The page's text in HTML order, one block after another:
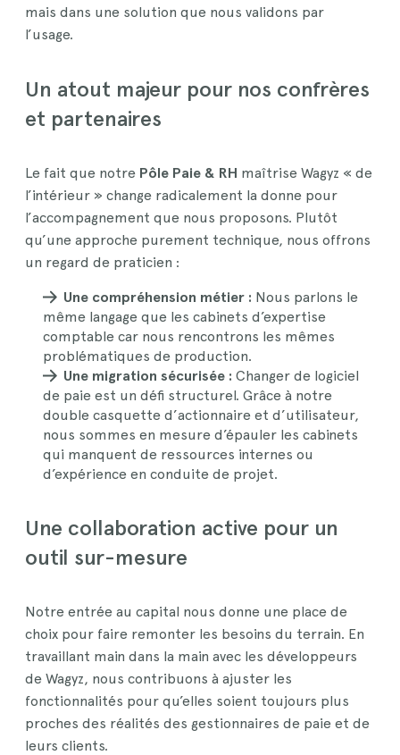
mais dans une solution que nous validons par
l’usage.
Un atout majeur pour nos confrères
et partenaires
Le fait que notre Pôle Paie & RH maîtrise Wagyz « de
l’intérieur » change radicalement la donne pour
l’accompagnement que nous proposons. Plutôt
qu’une approche purement technique, nous offrons
un regard de praticien :
Une compréhension métier : Nous parlons le
même langage que les cabinets d’expertise
comptable car nous rencontrons les mêmes
problématiques de production.
Une migration sécurisée : Changer de logiciel
de paie est un défi structurel. Grâce à notre
double casquette d’actionnaire et d’utilisateur,
nous sommes en mesure d’épauler les cabinets
qui manquent de ressources internes ou
d’expérience en conduite de projet.
Une collaboration active pour un
outil sur-mesure
Notre entrée au capital nous donne une place de
choix pour faire remonter les besoins du terrain. En
travaillant main dans la main avec les développeurs
de Wagyz, nous contribuons à ajuster les
fonctionnalités pour qu’elles soient toujours plus
proches des réalités des gestionnaires de paie et de
leurs clients.